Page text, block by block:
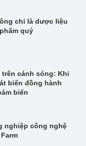
chỉ là dược liệu
quý
cánh sóng: Khi
biển đồng hành
biển
nghiệp công nghệ